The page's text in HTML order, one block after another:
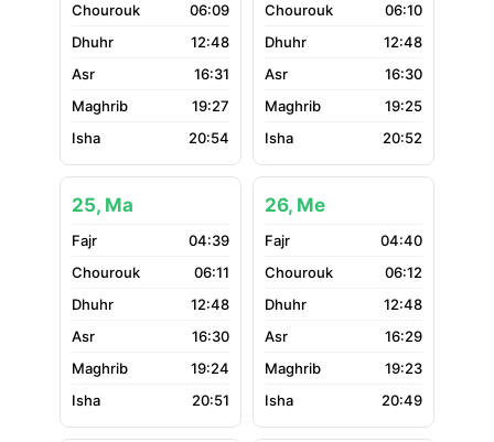
06:09
12:48
16:31
19:27
20:54
06:10
12:48
16:30
19:25
20:52
25, Ma
04:39
06:11
12:48
16:30
19:24
20:51
26, Me
04:40
06:12
12:48
16:29
19:23
20:49